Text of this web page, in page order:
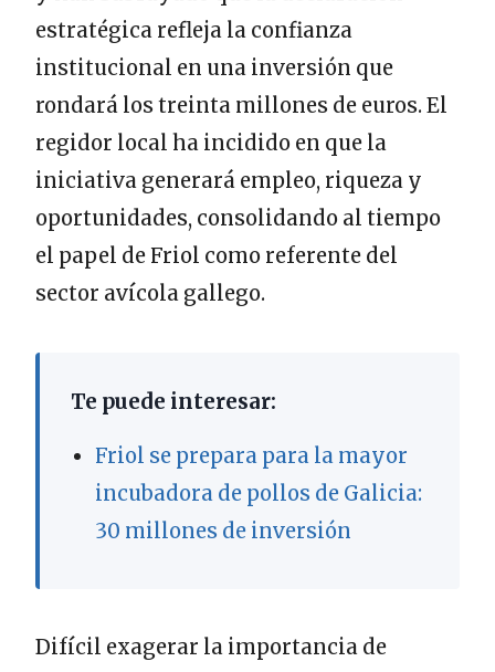
estratégica refleja la confianza
institucional en una inversión que
rondará los treinta millones de euros. El
regidor local ha incidido en que la
iniciativa generará empleo, riqueza y
oportunidades, consolidando al tiempo
el papel de Friol como referente del
sector avícola gallego.
Te puede interesar:
Friol se prepara para la mayor
incubadora de pollos de Galicia:
30 millones de inversión
Difícil exagerar la importancia de